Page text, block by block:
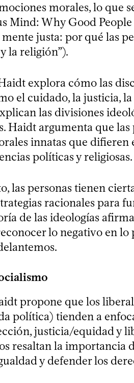
morales, lo que
Mind: Why Good
mente justa: por qué las
la religión”).
explora cómo las
el cuidado, la justicia,
las divisiones
Haidt argumenta que las
innatas que difieren
políticas y religiosas.
las personas tienen
racionales para
de las ideologías
lo negativo en
propone que los
política) tienden a
justicia/equidad y
resaltan la importancia
y defender los